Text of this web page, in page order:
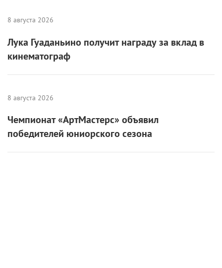
8 августа 2026
Лука Гуаданьино получит награду за вклад в
кинематограф
8 августа 2026
Чемпионат «АртМастерс» объявил
победителей юниорского сезона